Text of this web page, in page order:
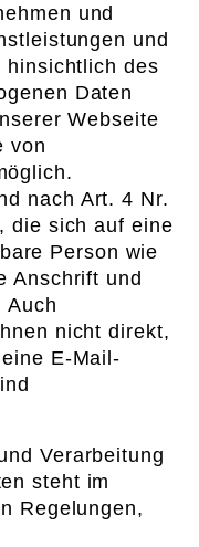
und
und
hinsichtlich des
Daten
Webseite
von
nach Art. 4 Nr.
die sich auf eine
Person wie
Anschrift und
Auch
nicht direkt,
E-Mail-
Verarbeitung
steht im
Regelungen,